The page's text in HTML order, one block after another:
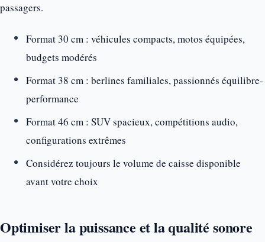
passagers.
Format 30 cm : véhicules compacts, motos équipées,
budgets modérés
Format 38 cm : berlines familiales, passionnés équilibre-
performance
Format 46 cm : SUV spacieux, compétitions audio,
configurations extrêmes
Considérez toujours le volume de caisse disponible
avant votre choix
Optimiser la puissance et la qualité sonore